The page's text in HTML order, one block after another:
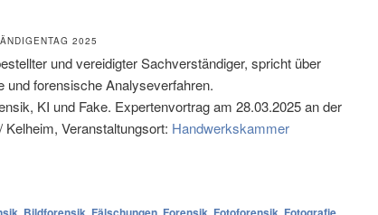
2025
und vereidigter Sachverständiger, spricht über
und forensische Analyseverfahren.
KI und Fake. Expertenvortrag am 28.03.2025 an der
Veranstaltungsort: Handwerkskammer
, , , , , ,